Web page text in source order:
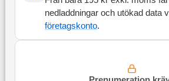
nedladdningar och utökad data
företagskonto.